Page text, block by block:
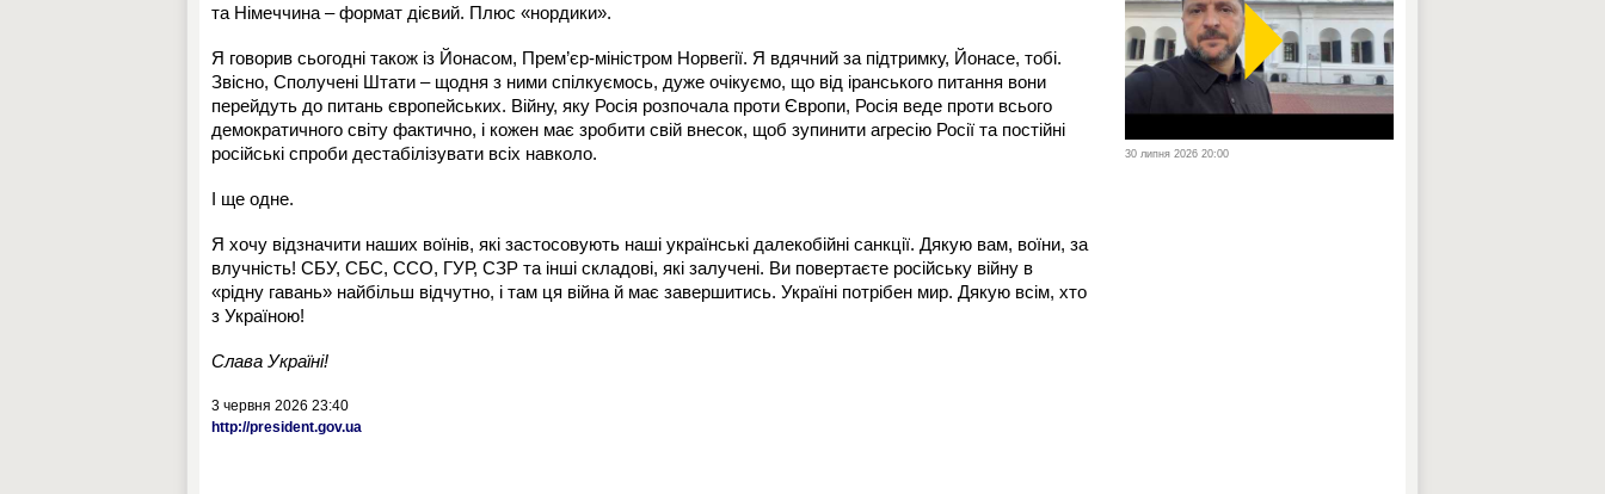
та Німеччина – формат дієвий. Плюс «нордики».
Я говорив сьогодні також із Йонасом, Прем’єр-міністром Норвегії. Я вдячний за підтримку, Йонасе, тобі.
Звісно, Сполучені Штати – щодня з ними спілкуємось, дуже очікуємо, що від іранського питання вони
перейдуть до питань європейських. Війну, яку Росія розпочала проти Європи, Росія веде проти всього
демократичного світу фактично, і кожен має зробити свій внесок, щоб зупинити агресію Росії та постійні
російські спроби дестабілізувати всіх навколо.
І ще одне.
Я хочу відзначити наших воїнів, які застосовують наші українські далекобійні санкції. Дякую вам, воїни, за
влучність! СБУ, СБС, ССО, ГУР, СЗР та інші складові, які залучені. Ви повертаєте російську війну в
«рідну гавань» найбільш відчутно, і там ця війна й має завершитись. Україні потрібен мир. Дякую всім, хто
з Україною!
Слава Україні!
3 червня 2026 23:40
http://president.gov.ua
30 липня 2026 20:00